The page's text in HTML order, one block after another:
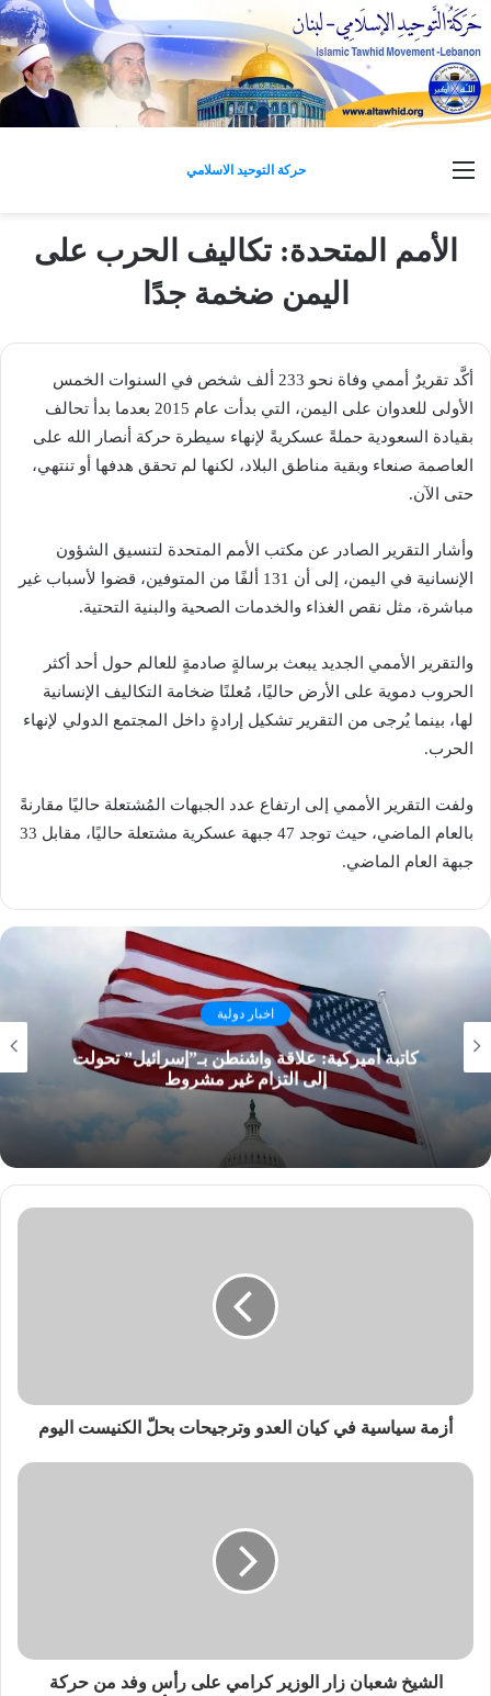
حركة التوحيد الاسلامي القائمة
الأمم المتحدة: تكاليف الحرب على
اليمن ضخمة جدًا
أكَّد تقريرٌ أممي وفاة نحو 233 ألف شخص في السنوات الخمس
الأولى للعدوان على اليمن، التي بدأت عام 2015 بعدما بدأ تحالف
بقيادة السعودية حملةً عسكريةً لإنهاء سيطرة حركة أنصار الله على
العاصمة صنعاء وبقية مناطق البلاد، لكنها لم تحقق هدفها أو تنتهي،
حتى الآن.
وأشار التقرير الصادر عن مكتب الأمم المتحدة لتنسيق الشؤون
الإنسانية في اليمن، إلى أن 131 ألفًا من المتوفين، قضوا لأسباب غير
مباشرة، مثل نقص الغذاء والخدمات الصحية والبنية التحتية.
والتقرير الأممي الجديد يبعث برسالةٍ صادمةٍ للعالم حول أحد أكثر
الحروب دموية على الأرض حاليًا، مُعلنًا ضخامة التكاليف الإنسانية
لها، بينما يُرجى من التقرير تشكيل إرادةٍ داخل المجتمع الدولي لإنهاء
الحرب.
ولفت التقرير الأممي إلى ارتفاع عدد الجبهات المُشتعلة حاليًا مقارنةً
بالعام الماضي، حيث توجد 47 جبهة عسكرية مشتعلة حاليًا، مقابل 33
جبهة العام الماضي.
اخبار دولية
كاتبة أميركية: علاقة واشنطن بـ”إسرائيل” تحولت
إلى التزام غير مشروط
أزمة سياسية في كيان العدو وترجيحات بحلّ الكنيست اليوم
الشيخ شعبان زار الوزير كرامي على رأس وفد من حركة